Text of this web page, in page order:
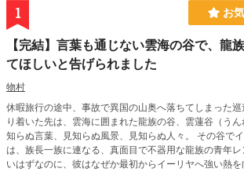
1 お
【完結】言葉も通じない雲海の谷で、龍
てほしいと告げられました
物村
休暇旅行の途中、事故で異国の山奥へ落ちてしまった
り着いた先は、雲海に囲まれた龍族の谷、雲蓮谷（うんれ
知らぬ言葉、見知らぬ風景、見知らぬ人々。 その谷で
は、族長一族に連なる、真面目で不器用な龍族の青年
いはずなのに、彼はなぜか最初からイーリヤへ強い熱を向けて